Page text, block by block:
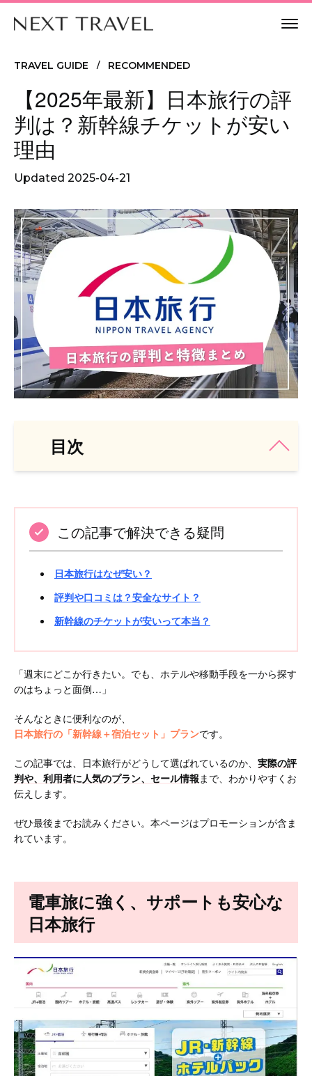
TRAVEL GUIDE / RECOMMENDED
【2025年最新】日本旅行の評
判は？新幹線チケットが安い
理由
Updated 2025-04-21
目次
この記事で解決できる疑問
日本旅行はなぜ安い？
評判や口コミは？安全なサイト？
新幹線のチケットが安いって本当？
「週末にどこか行きたい。でも、ホテルや移動手段を一から探す
のはちょっと面倒…」
そんなときに便利なのが、
日本旅行の「新幹線＋宿泊セット」プランです。
この記事では、日本旅行がどうして選ばれているのか、 実際の評
判や、利用者に人気のプラン、セール情報 まで、わかりやすくお
伝えします。
ぜひ最後までお読みください。本ページはプロモーションが含ま
れています。
電車旅に強く、サポートも安心な
日本旅行